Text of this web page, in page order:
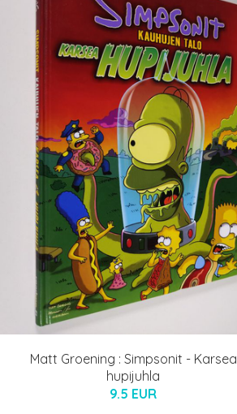
Matt Groening : Simpsonit - Karsea
hupijuhla
9.5 EUR